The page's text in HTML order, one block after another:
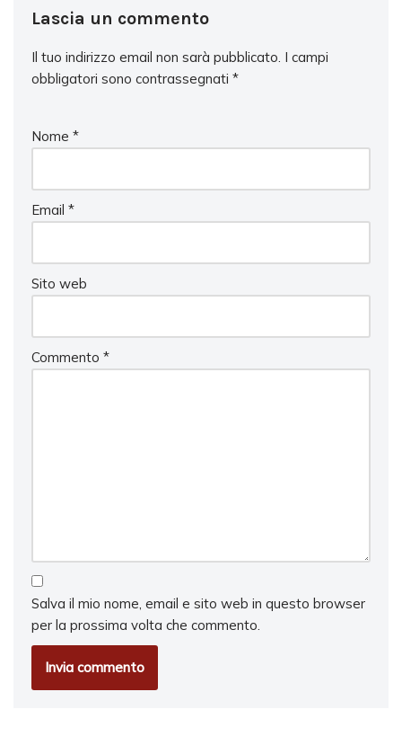
Lascia un commento
Il tuo indirizzo email non sarà pubblicato. I campi
obbligatori sono contrassegnati *
Nome *
Email *
Sito web
Commento *
Salva il mio nome, email e sito web in questo browser
per la prossima volta che commento.